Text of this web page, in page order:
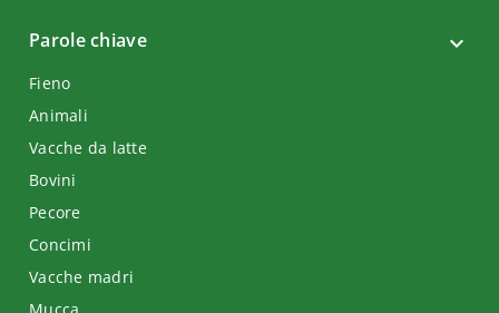
Parole chiave
Fieno
Animali
Vacche da latte
Bovini
Pecore
Concimi
Vacche madri